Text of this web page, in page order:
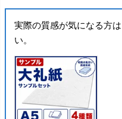
実際の質感が気になる方
い。